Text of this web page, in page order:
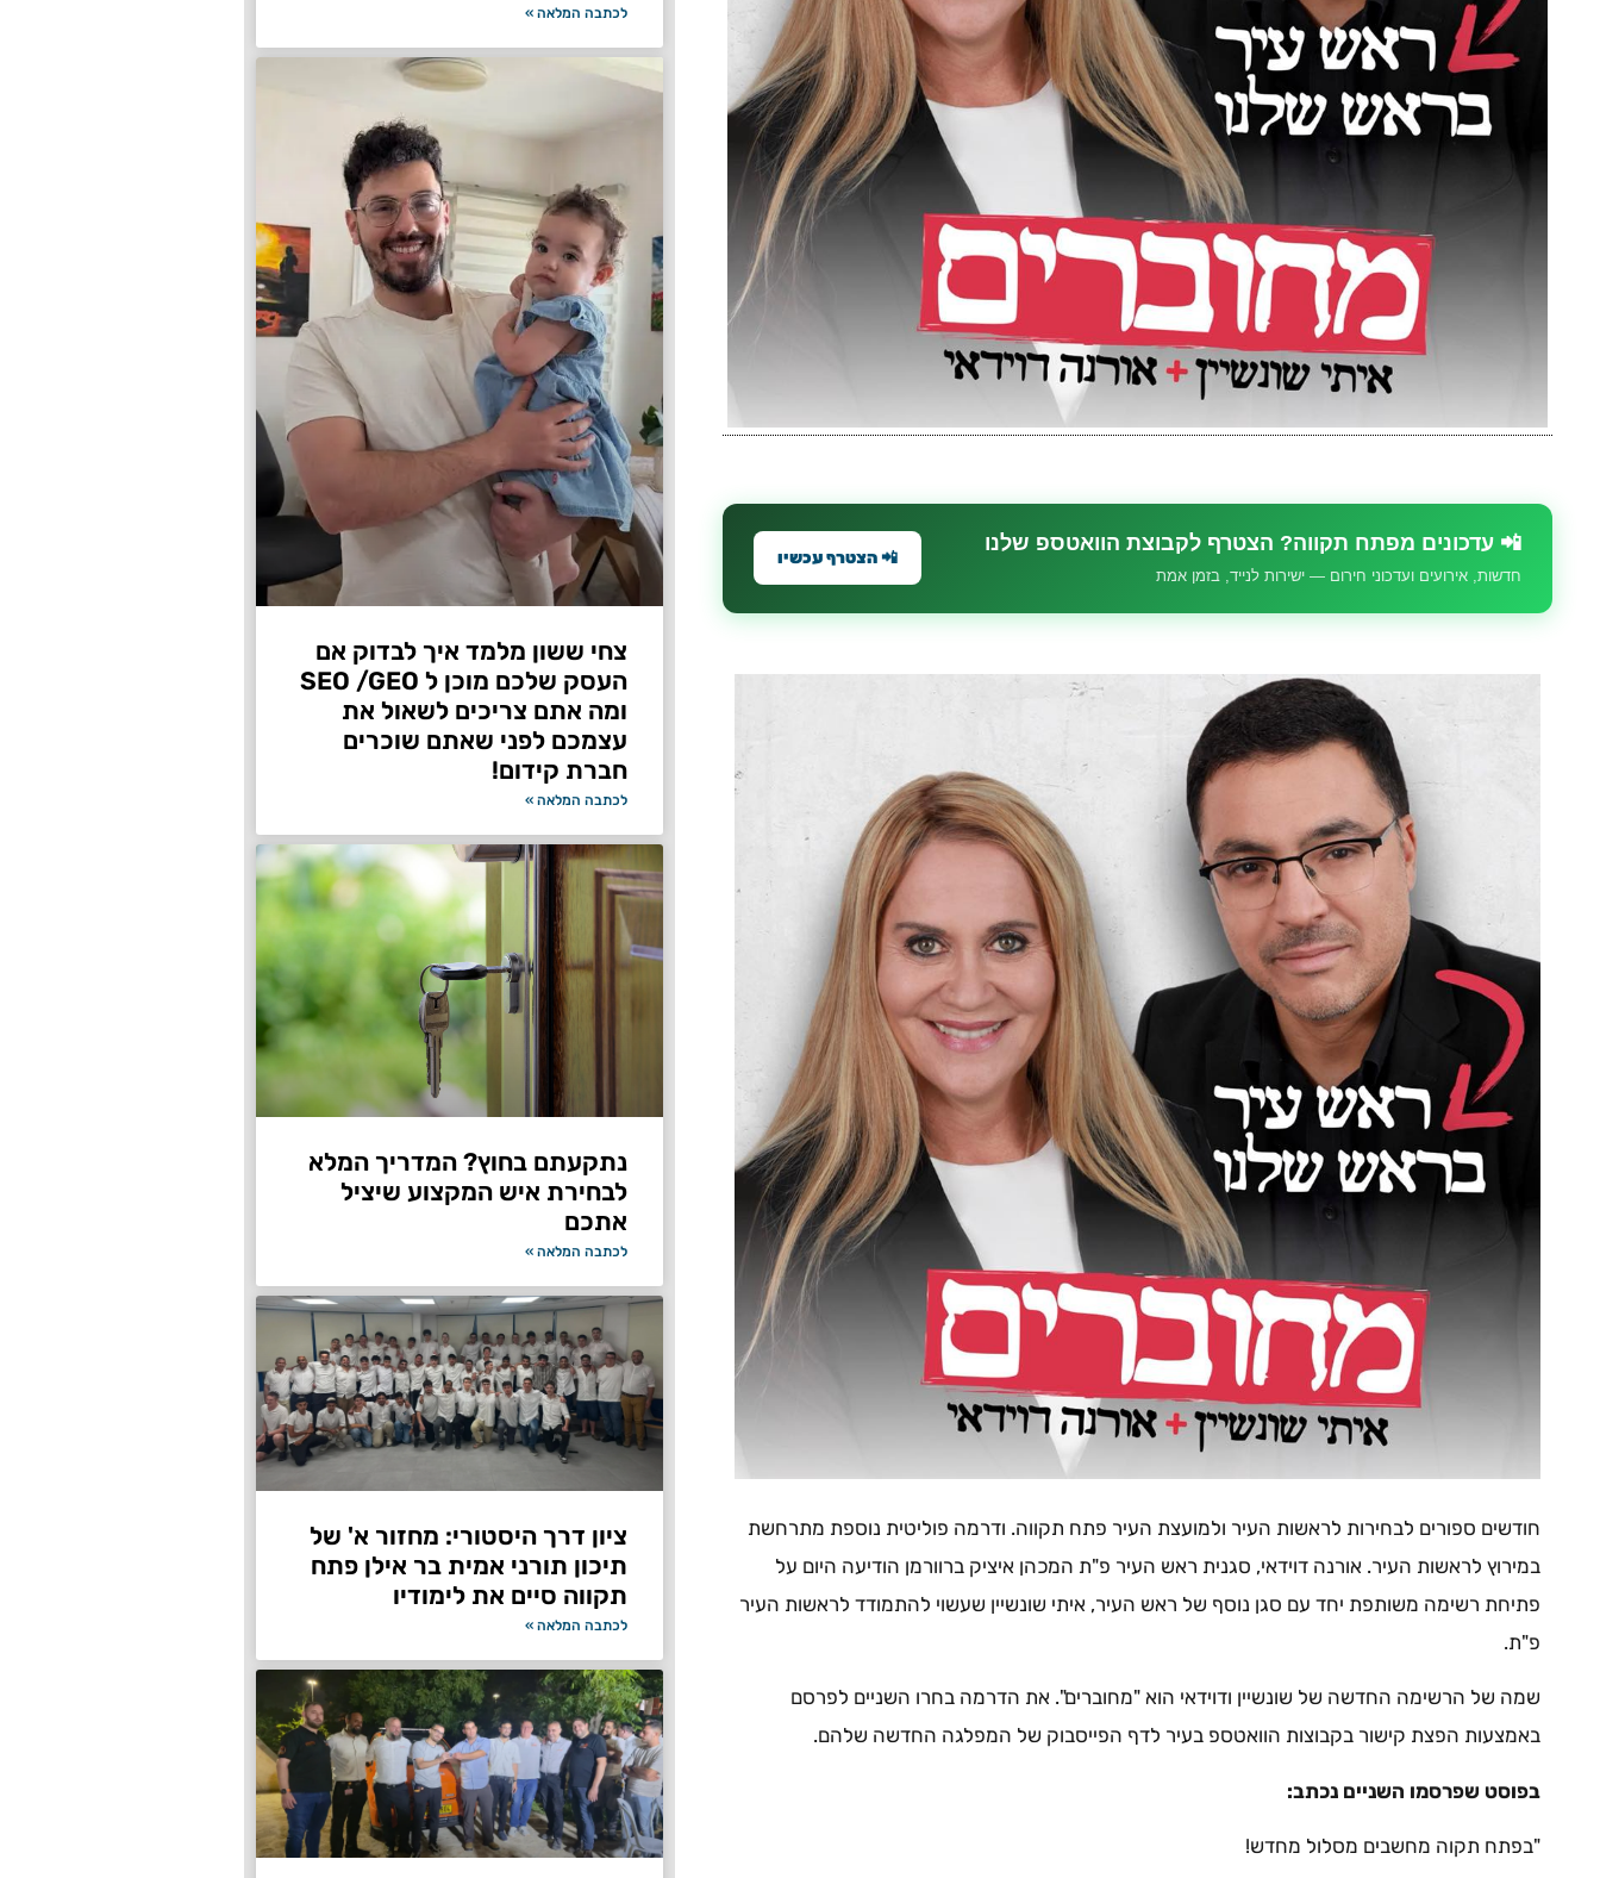
📲 עדכונים מפתח תקווה? הצטרף לקבוצת הוואטספ שלנו
חדשות, אירועים ועדכוני חירום — ישירות לנייד, בזמן אמת
📲 הצטרף עכשיו
חודשים ספורים לבחירות לראשות העיר ולמועצת העיר פתח תקווה. ודרמה פוליטית נוספת מתרחשת
במירוץ לראשות העיר. אורנה דוידאי, סגנית ראש העיר פ"ת המכהן איציק ברוורמן הודיעה היום על
פתיחת רשימה משותפת יחד עם סגן נוסף של ראש העיר, איתי שונשיין שעשוי להתמודד לראשות העיר
פ"ת.
שמה של הרשימה החדשה של שונשיין ודוידאי הוא "מחוברים". את הדרמה בחרו השניים לפרסם
באמצעות הפצת קישור בקבוצות הוואטספ בעיר לדף הפייסבוק של המפלגה החדשה שלהם.
בפוסט שפרסמו השניים נכתב:
"בפתח תקוה מחשבים מסלול מחדש!
לכתבה המלאה »
צחי ששון מלמד איך לבדוק אם
העסק שלכם מוכן ל SEO /GEO
ומה אתם צריכים לשאול את
עצמכם לפני שאתם שוכרים
חברת קידום!
לכתבה המלאה »
נתקעתם בחוץ? המדריך המלא
לבחירת איש המקצוע שיציל
אתכם
לכתבה המלאה »
ציון דרך היסטורי: מחזור א' של
תיכון תורני אמית בר אילן פתח
תקווה סיים את לימודיו
לכתבה המלאה »